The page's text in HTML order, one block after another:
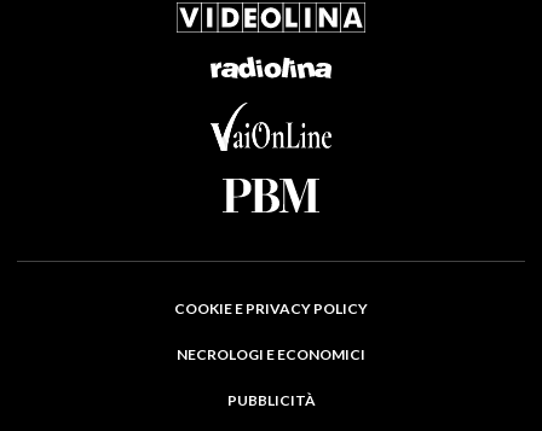
COOKIE E PRIVACY POLICY
NECROLOGI E ECONOMICI
PUBBLICITÀ